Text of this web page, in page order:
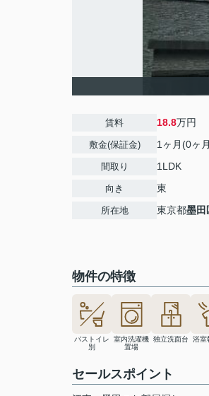
賃料 18.8万円
敷金(保証金) 1ヶ月(0ヶ
間取り 1LDK
向き 東
所在地 東京都墨田
物件の特徴
バストイレ
別
室内洗濯機
置場
独立洗面台 浴室
セールスポイント